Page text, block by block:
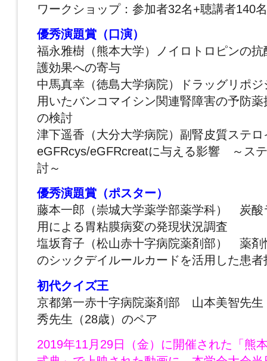
ワークショップ：参加者32名+聴講者140名
優秀演題賞（口演）
福永雅樹（熊本大学）ノイロトロピンの
護効果への寄与
中馬真幸（徳島大学病院）ドラッグリポ
用いたバンコマイシン関連腎障害の予防
の検討
津下遥香（大分大学病院）副腎皮質ステロ
eGFRcys/eGFRcreatに与える影響 ～ス
討～
優秀演題賞（ポスター）
藤本一郎（崇城大学薬学部薬学科） 炭酸
用による胃粘膜病変の発現状況調査
塩坂育子（松山赤十字病院薬剤部） 薬剤
のシックデイルールカードを活用した患者
初代クイズ王
京都第一赤十字病院薬剤部 山本美智先生
秀先生（28歳）のペア
2019年11月29日（金）に開催された「熊